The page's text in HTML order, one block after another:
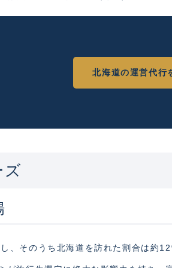
北海道の運営代行
ズ
、そのうち北海道を訪れた割合は約